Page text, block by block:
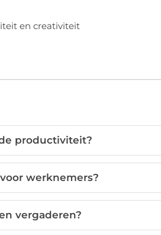
productiviteit?
werknemers?
vergaderen?